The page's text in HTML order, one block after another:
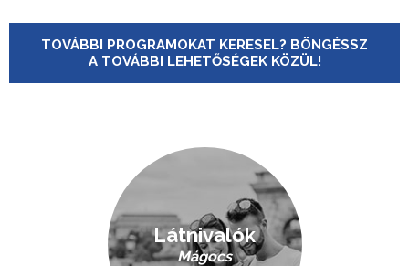
TOVÁBBI PROGRAMOKAT KERESEL? BÖNGÉSSZ
A TOVÁBBI LEHETŐSÉGEK KÖZÜL!
Látnivalók
Mágocs